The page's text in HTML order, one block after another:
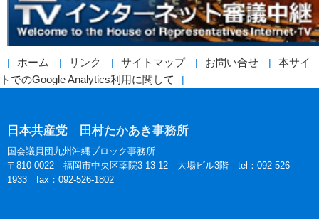
ホーム リンク サイトマップ お問い合せ
本サイ
トでのGoogle Analytics利用に関して
日本共産党 田村たかあき事務所
国会議員団九州沖縄ブロック事務所
〒810-0022 福岡市中央区薬院3-13-12 大場ビル3階 tel：092-526-
1933 fax：092-526-1802